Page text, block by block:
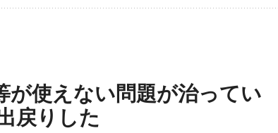
使えない問題が治ってい
戻りした